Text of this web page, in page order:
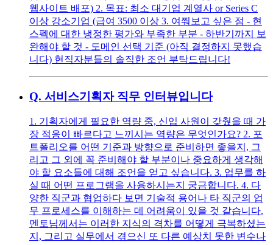
웹사이트 배포) 2. 목표: 최소 대기업 계열사 or Series C
이상 강소기업 (급여 3500 이상 3. 여쭤보고 싶은 점 - 현
스펙에 대한 냉정한 평가와 부족한 부분 - 하반기까지 보
완해야 할 것 - 도메인 선택 기준 (아직 결정하지 못했습
니다) 현직자분들의 솔직한 조언 부탁드립니다!
Q. 서비스기획자 직무 인터뷰입니다
1. 기획자에게 필요한 역량 중, 신입 사원이 갖췄을 때 가
장 적응이 빠르다고 느끼시는 역량은 무엇인가요? 2. 포
트폴리오를 어떤 기준과 방향으로 준비하면 좋을지, 그
리고 그 외에 꼭 준비해야 할 부분이나 중요하게 생각해
야 할 요소들에 대해 조언을 얻고 싶습니다. 3. 업무를 하
실 때 어떤 프로그램을 사용하시는지 궁금합니다. 4. 다
양한 직군과 협업하다 보면 기술적 용어나 타 직군의 업
무 프로세스를 이해하는 데 어려움이 있을 것 같습니다.
멘토님께서는 이러한 지식의 격차를 어떻게 극복하셨는
지, 그리고 실무에서 겪으신 또 다른 예상치 못한 변수나